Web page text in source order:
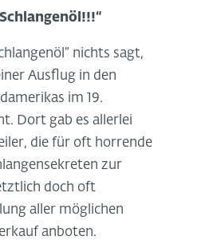
nichts sagt,
Ausflug in den
im 19.
Dort gab es allerlei
die für oft horrende
zur
doch oft
aller möglichen
anboten.